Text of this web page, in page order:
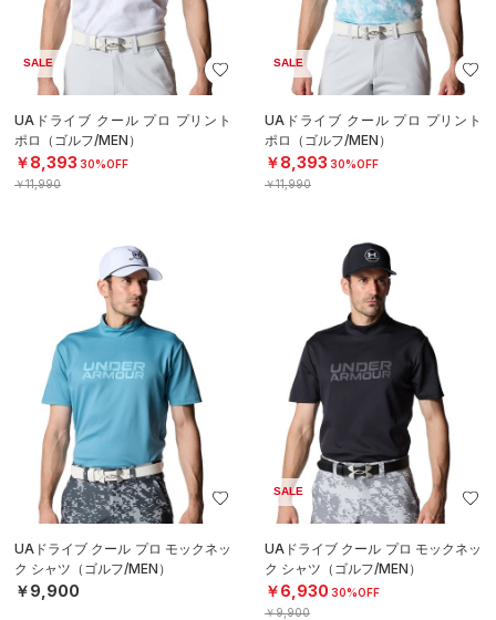
SALE
UAドライブ クール プロ プリント
ポロ（ゴルフ/MEN）
￥8,393 30%OFF
￥11,990
SALE
UAドライブ クール プロ プリント
ポロ（ゴルフ/MEN）
￥8,393 30%OFF
￥11,990
UAドライブ クール プロ モックネッ
ク シャツ（ゴルフ/MEN）
￥9,900
SALE
UAドライブ クール プロ モックネッ
ク シャツ（ゴルフ/MEN）
￥6,930 30%OFF
￥9,900